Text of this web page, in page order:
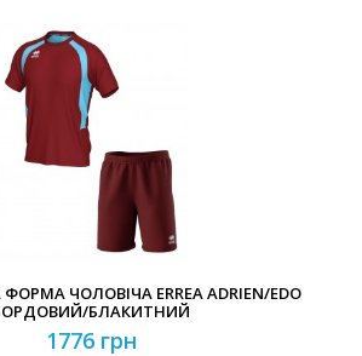
ЧОЛОВІЧА ERREA ADRIEN/EDO
БЛАКИТНИЙ
1776 грн